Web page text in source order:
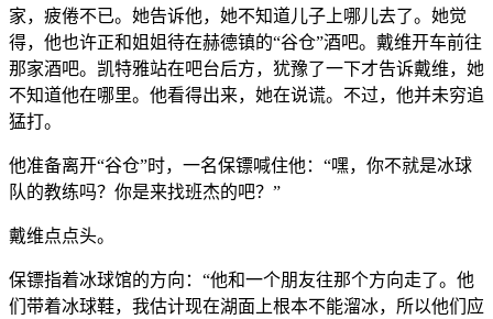
家，疲倦不已。她告诉他，她不知道儿子上哪儿去了。她觉
得，他也许正和姐姐待在赫德镇的“谷仓”酒吧。戴维开车前往
那家酒吧。凯特雅站在吧台后方，犹豫了一下才告诉戴维，她
不知道他在哪里。他看得出来，她在说谎。不过，他并未穷追
猛打。
他准备离开“谷仓”时，一名保镖喊住他：“嘿，你不就是冰球
队的教练吗？你是来找班杰的吧？”
戴维点点头。
保镖指着冰球馆的方向：“他和一个朋友往那个方向走了。他
们带着冰球鞋，我估计现在湖面上根本不能溜冰，所以他们应